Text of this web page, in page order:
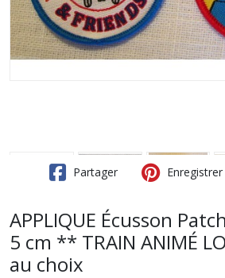
Partager Enregistrer
APPLIQUE Écusson
5 cm ** TRAIN ANIMÉ
au choix